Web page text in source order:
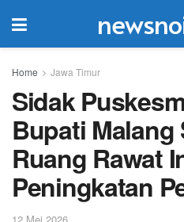
Home Jawa Timur
Sidak
Bupati Malang
Ruang Rawat
Peningkatan